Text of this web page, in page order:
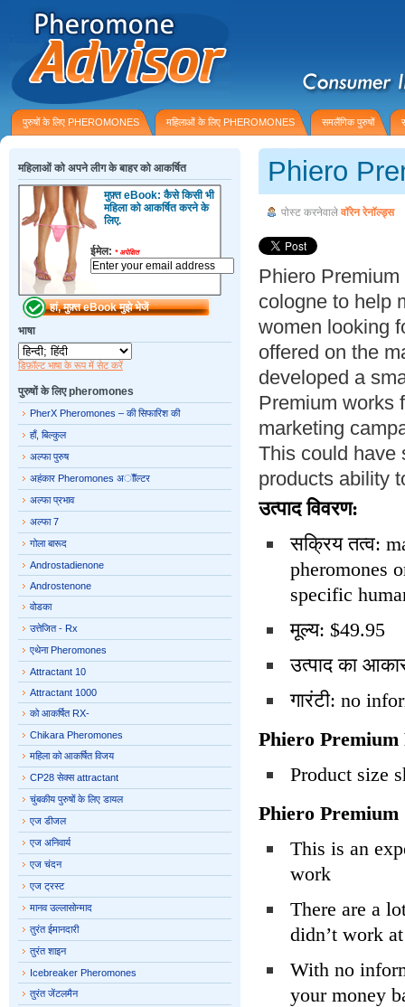
पुरुषों के लिए PHEROMONES महिलाओं के लिए PHEROMONES समलैंगिक पुरुषों
Phiero
पोस्ट करनेवाले वॉरेन रेनॉल्ड्स
Phiero
cologne to help
women looking
offered on the
developed a
Premium works
marketing
This could have
products ability
उत्पाद विवरण:
सक्रिय तत्व:
pheromones
specific
मूल्य: $49.95
उत्पाद का
गारंटी: no
Phiero Premium
Product size
Phiero Premium
This is an
work
There are a
didn’t work
With no
your money
महिलाओं को अपने लीग के बाहर को आकर्षित
मुफ़्त eBook: कैसे किसी भी
महिला को आकर्षित करने के
लिए.
ईमेल: *अपेक्षित
भाषा
डिफ़ॉल्ट भाषा के रूप में सेट करें
पुरुषों के लिए pheromones
PherX Pheromones – की सिफारिश की
हाँ, बिल्कुल
अल्फा पुरुष
अहंकार Pheromones अॉॉल्टर
अल्फा प्रभाव
अल्फा 7
गोला बारूद
Androstadienone
Androstenone
वोडका
उत्तेजित - Rx
एथेना Pheromones
Attractant 10
Attractant 1000
को आकर्षित RX-
Chikara Pheromones
महिला को आकर्षित विजय
CP28 सेक्स attractant
चुंबकीय पुरुषों के लिए डायल
एज डीजल
एज अनिवार्य
एज चंदन
एज ट्रस्ट
मानव उल्लासोन्माद
तुरंत ईमानदारी
तुरंत शाइन
Icebreaker Pheromones
तुरंत जेंटलमैन